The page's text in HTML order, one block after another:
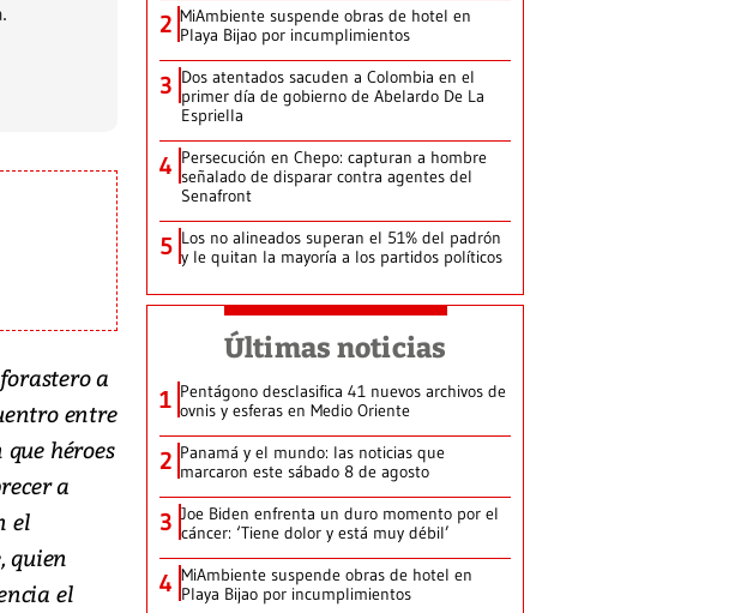
a
entre
héroes
a
el
quien
el
2 MiAmbiente suspende obras de hotel en
Playa Bijao por incumplimientos
3 Dos atentados sacuden a Colombia en el
primer día de gobierno de Abelardo De La
Espriella
4 Persecución en Chepo: capturan a hombre
señalado de disparar contra agentes del
Senafront
5 Los no alineados superan el 51% del padrón
y le quitan la mayoría a los partidos políticos
Últimas noticias
1 Pentágono desclasifica 41 nuevos archivos de
ovnis y esferas en Medio Oriente
2 Panamá y el mundo: las noticias que
marcaron este sábado 8 de agosto
3 Joe Biden enfrenta un duro momento por el
cáncer: ‘Tiene dolor y está muy débil’
4 MiAmbiente suspende obras de hotel en
Playa Bijao por incumplimientos